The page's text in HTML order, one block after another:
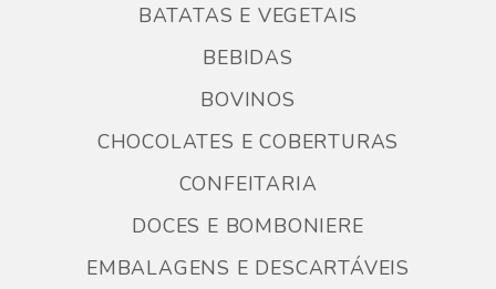
BATATAS E VEGETAIS
BEBIDAS
BOVINOS
CHOCOLATES E COBERTURAS
CONFEITARIA
DOCES E BOMBONIERE
EMBALAGENS E DESCARTÁVEIS